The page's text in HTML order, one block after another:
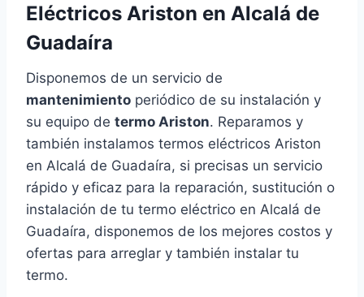
Eléctricos Ariston en Alcalá de
Guadaíra
Disponemos de un servicio de
mantenimiento periódico de su instalación y
su equipo de termo Ariston. Reparamos y
también instalamos termos eléctricos Ariston
en Alcalá de Guadaíra, si precisas un servicio
rápido y eficaz para la reparación, sustitución o
instalación de tu termo eléctrico en Alcalá de
Guadaíra, disponemos de los mejores costos y
ofertas para arreglar y también instalar tu
termo.